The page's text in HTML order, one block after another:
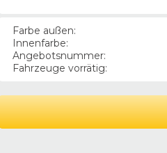
Farbe außen:
Innenfarbe:
Angebotsnummer:
Fahrzeuge vorrätig: